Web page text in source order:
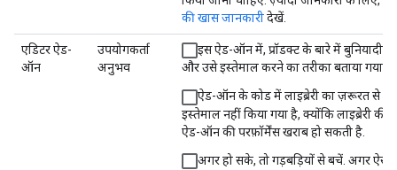
की खास जानकारीदेखें.
एडिटर ऐड-
ऑन
उपयोगकर्ता
अनुभव
इस ऐड-ऑन में, प्रॉडक्ट के बारे में बुनियादी
और उसे इस्तेमाल करने का तरीका बताया गया है.
ऐड-ऑन के कोड में लाइब्रेरी का ज़रूरत से
इस्तेमाल नहीं किया गया है, क्योंकि लाइब्रेरी की
ऐड-ऑन की परफ़ॉर्मेंस खराब हो सकती है.
अगर हो सके, तो गड़बड़ियों से बचें. अगर ऐसा